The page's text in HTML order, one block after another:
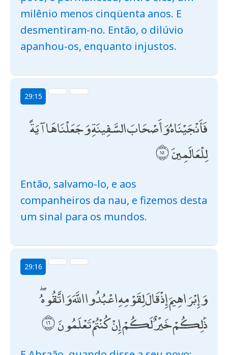
milênio menos cinqüenta anos. E
desmentiram-no. Então, o dilúvio
apanhou-os, enquanto injustos.
29:15
فَأَنْجَيْنَاهُ وَأَصْحَابَ السَّفِينَةِ وَجَعَلْنَاهَا آيَةً
لِلْعَالَمِينَ
Então, salvamo-lo, e aos
companheiros da nau, e fizemos desta
um sinal para os mundos.
29:16
وَإِبْرَاهِيمَ إِذْ قَالَ لِقَوْمِهِ اعْبُدُوا اللَّهَ وَاتَّقُوهُ ۖ
ذَٰلِكُمْ خَيْرٌ لَكُمْ إِنْ كُنْتُمْ تَعْلَمُونَ